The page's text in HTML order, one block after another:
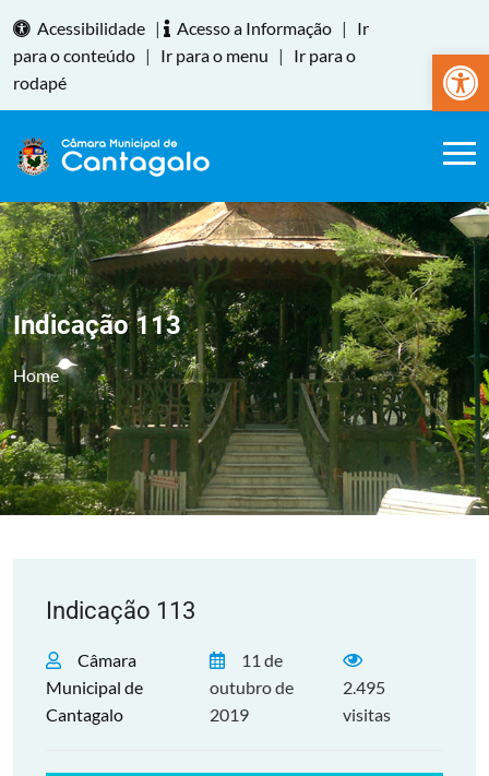
Abrir
Acessibilidade | Acesso a Informação |
Ir
para o conteúdo | Ir para o menu |
Ir para o
rodapé
Indicação 113
Home
Indicação 113
Câmara
Municipal de
Cantagalo
11 de
outubro de
2019
2.495
visitas